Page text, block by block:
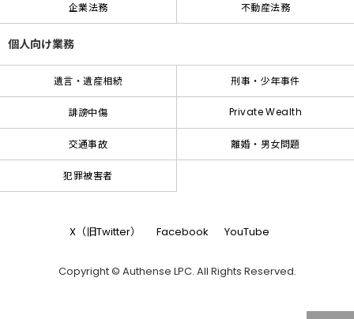
企業法務 不動産法務
個人向け業務
遺言・遺産相続 刑事・少年事件
誹謗中傷 Private Wealth
交通事故 離婚・男女問題
犯罪被害者
X（旧Twitter） Facebook YouTube
Copyright © Authense LPC. All Rights Reserved.